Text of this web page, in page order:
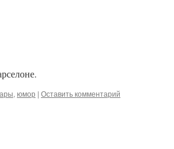
, юмор | Оставить комментарий